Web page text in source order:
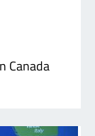
Canada